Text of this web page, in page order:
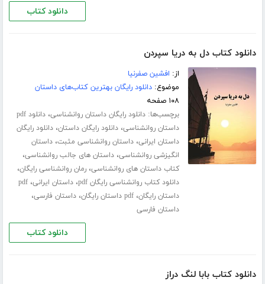
دانلود کتاب
دانلود کتاب دل به دریا سپردن
از: افشین صفرنیا
موضوع:دانلود رایگان بهترین کتاب‌های داستان
۱۰۸ صفحه
برچسب‌ها:دانلود رایگان داستان روانشناسی،
دانلود pdf
داستان روانشناسی،دانلود رایگان داستان،دانلود رایگان
داستان ایرانی،داستان روانشناسی مثبت،داستان
انگیزشی روانشناسی،داستان های جالب روانشناسی،
کتاب داستان های روانشناسی،رمان روانشناسی رایگان،
دانلود کتاب روانشناسی رایگان pdf ،داستان ایرانی،pdf
داستان رایگان،pdf داستان رایگان ،داستان فارسی،
داستان فارسی
دانلود کتاب
دانلود کتاب بابا لنگ دراز